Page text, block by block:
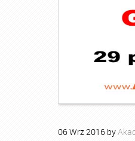
06Wrz2016 by